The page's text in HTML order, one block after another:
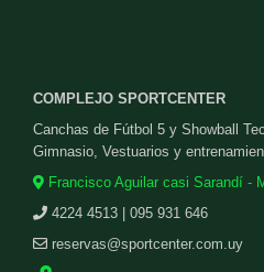
COMPLEJO SPORTCENTER
Canchas de Fútbol 5 y Showball
Gimnasio, Vestuarios y
Francisco Aguilar casi Sarandí -
4224 4513 | 095 931 646
reservas@sportcenter.com.uy